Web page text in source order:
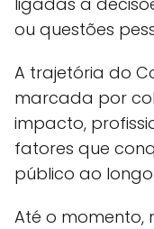
ou questões
A trajetória do
marcada por
impacto,
fatores que
público ao
Até o momento,